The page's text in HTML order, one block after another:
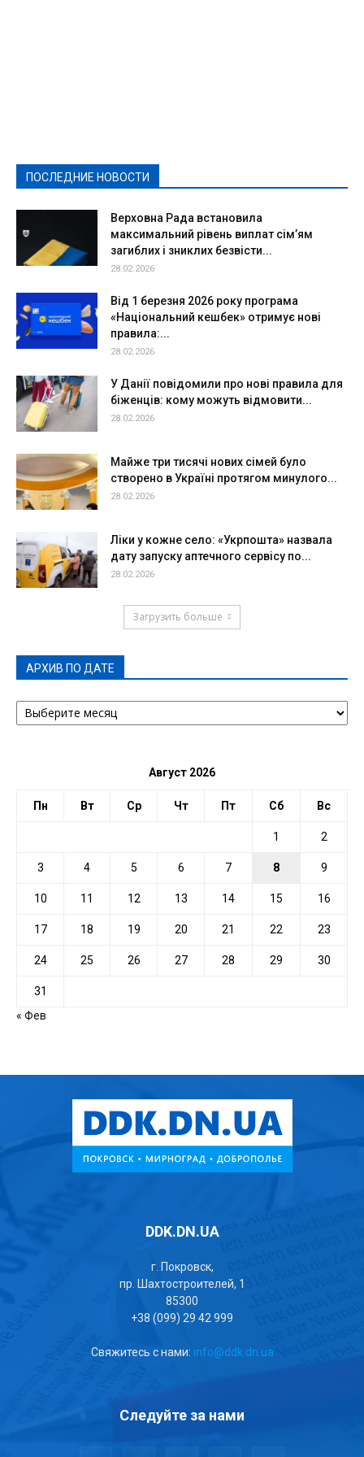
ПОСЛЕДНИЕ НОВОСТИ
Верховна Рада встановила
максимальний рівень виплат сім’ям
загиблих і зниклих безвісти...
28.02.2026
Від 1 березня 2026 року програма
«Національний кешбек» отримує нові
правила:...
28.02.2026
У Данії повідомили про нові правила для
біженців: кому можуть відмовити...
28.02.2026
Майже три тисячі нових сімей було
створено в Україні протягом минулого...
28.02.2026
Ліки у кожне село: «Укрпошта» назвала
дату запуску аптечного сервісу по...
28.02.2026
Загрузить больше
АРХИВ ПО ДАТЕ
АРХИВ
ПО
Август 2026
Пн Вт Ср Чт Пт Сб Вс
1 2
3 4 5 6 7 8 9
10 11 12 13 14 15 16
17 18 19 20 21 22 23
24 25 26 27 28 29 30
31
« Фев
DDK.DN.UA
г. Покровск,
пр. Шахтостроителей, 1
85300
+38 (099) 29 42 999
Свяжитесь с нами: info@ddk.dn.ua
Следуйте за нами